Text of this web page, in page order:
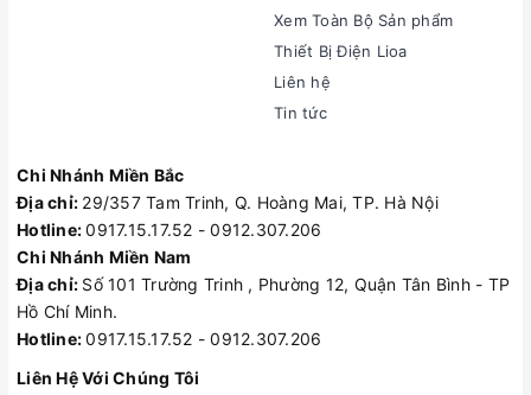
Xem Toàn Bộ Sản phẩm
Thiết Bị Điện Lioa
Liên hệ
Tin tức
Chi Nhánh Miền Bắc
Địa chỉ: 29/357 Tam Trinh, Q. Hoàng Mai, TP. Hà Nội
Hotline:0917.15.17.52 - 0912.307.206
Chi Nhánh Miền Nam
Địa chỉ: Số 101 Trường Trinh , Phường 12, Quận Tân Bình - TP
Hồ Chí Minh.
Hotline:0917.15.17.52 - 0912.307.206
Liên Hệ Với Chúng Tôi